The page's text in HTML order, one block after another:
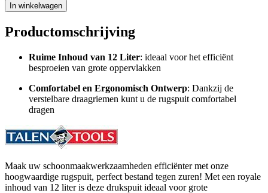
In winkelwagen
Productomschrijving
Ruime Inhoud van 12 Liter: ideaal voor het efficiënt
besproeien van grote oppervlakken
Comfortabel en Ergonomisch Ontwerp: Dankzij de
verstelbare draagriemen kunt u de rugspuit comfortabel
dragen
Maak uw schoonmaakwerkzaamheden efficiënter met onze
hoogwaardige rugspuit, perfect bestand tegen zuren! Met een royale
inhoud van 12 liter is deze drukspuit ideaal voor grote